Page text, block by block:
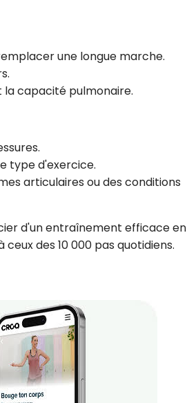
une longue marche.
capacité pulmonaire.
type d'exercice.
articulaires ou des conditions
d'un entraînement efficace en
des 10 000 pas quotidiens.
Prisma Players analyse le taux
des courriels pour mesurer et
des informations sur le terminal que
utilisez. Pour en savoir plus sur ces
voir notre
politique de confidentialité
Votre adresse email sera utilisée par Digital Prisma
envoyer votre newsletter contenant des offres